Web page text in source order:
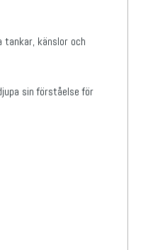
känslor och
sin förståelse för